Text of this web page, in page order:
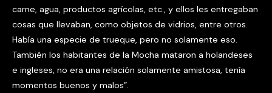
carne, agua, productos agrícolas, etc., y ellos les entregaban
cosas que llevaban, como objetos de vidrios, entre otros.
Había una especie de trueque, pero no solamente eso.
También los habitantes de la Mocha mataron a holandeses
e ingleses, no era una relación solamente amistosa, tenía
momentos buenos y malos”.